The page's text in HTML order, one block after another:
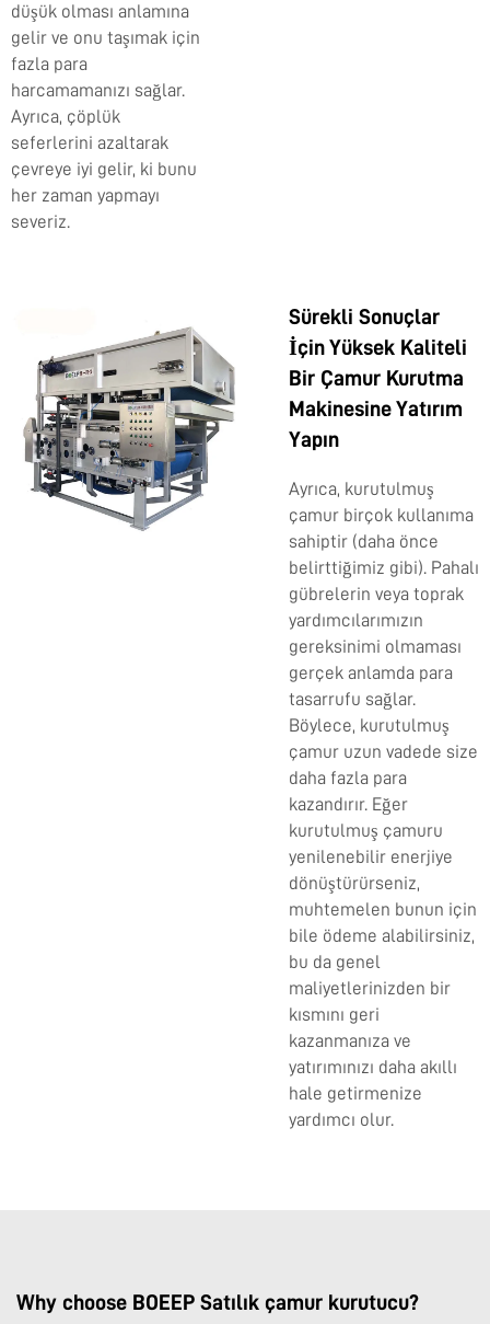
düşük olması anlamına
gelir ve onu taşımak için
fazla para
harcamamanızı sağlar.
Ayrıca, çöplük
seferlerini azaltarak
çevreye iyi gelir, ki bunu
her zaman yapmayı
severiz.
Sürekli Sonuçlar
İçin Yüksek Kaliteli
Bir Çamur Kurutma
Makinesine Yatırım
Yapın
Ayrıca, kurutulmuş
çamur birçok kullanıma
sahiptir (daha önce
belirttiğimiz gibi). Pahalı
gübrelerin veya toprak
yardımcılarımızın
gereksinimi olmaması
gerçek anlamda para
tasarrufu sağlar.
Böylece, kurutulmuş
çamur uzun vadede size
daha fazla para
kazandırır. Eğer
kurutulmuş çamuru
yenilenebilir enerjiye
dönüştürürseniz,
muhtemelen bunun için
bile ödeme alabilirsiniz,
bu da genel
maliyetlerinizden bir
kısmını geri
kazanmanıza ve
yatırımınızı daha akıllı
hale getirmenize
yardımcı olur.
Why choose BOEEP Satılık çamur kurutucu?